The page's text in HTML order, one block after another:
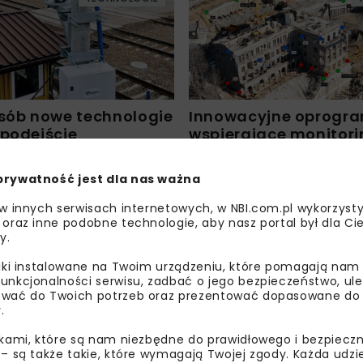
nowe technologie
szynowej
Innowacyjne
wspierające
DROGI
TUNELE
NBI
TECHNOLOGIE
strukturalny
BUDOWNICTWO KOLEJ
Geodezyjny
jest dla nas ważna
innych serwisach internetowych, w NBI.com.pl
inne podobne technologie, aby nasz portal był dla
instalowane na Twoim urządzeniu, które pomagają nam
serwisu, zadbać o jego bezpieczeństwo,
do Twoich potrzeb oraz prezentować dopasowane
które są nam niezbędne do prawidłowego i
są także takie, które wymagają Twojej zgody. Każda